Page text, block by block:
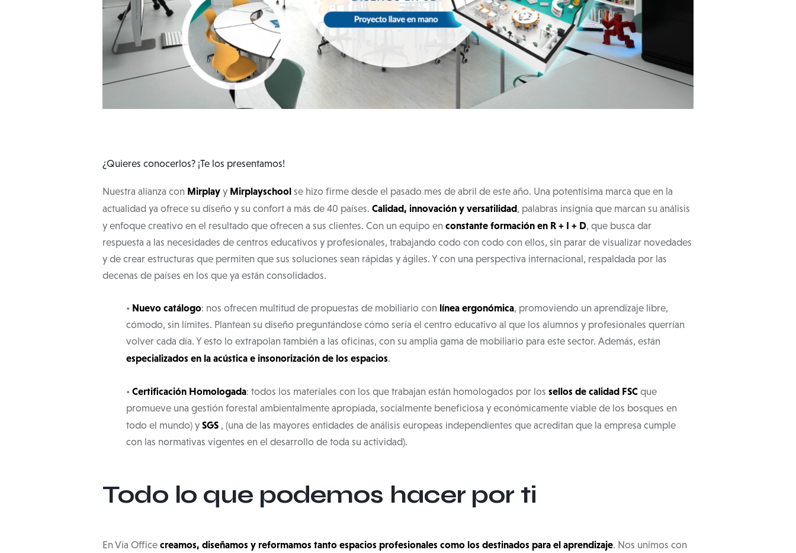
¿Quieres conocerlos? ¡Te los presentamos!
Nuestra alianza con Mirplay y Mirplayschool se hizo firme desde el pasado mes de abril de este año. Una potentísima marca que en la
actualidad ya ofrece su diseño y su confort a más de 40 países. Calidad, innovación y versatilidad, palabras insignia que marcan su análisis
y enfoque creativo en el resultado que ofrecen a sus clientes. Con un equipo en constante formación en R + I + D, que busca dar
respuesta a las necesidades de centros educativos y profesionales, trabajando codo con codo con ellos, sin parar de visualizar novedades
y de crear estructuras que permiten que sus soluciones sean rápidas y ágiles. Y con una perspectiva internacional, respaldada por las
decenas de países en los que ya están consolidados.
• Nuevo catálogo: nos ofrecen multitud de propuestas de mobiliario con línea ergonómica, promoviendo un aprendizaje libre,
cómodo, sin límites. Plantean su diseño preguntándose cómo sería el centro educativo al que los alumnos y profesionales querrían
volver cada día. Y esto lo extrapolan también a las oficinas, con su amplia gama de mobiliario para este sector. Además, están
especializados en la acústica e insonorización de los espacios.
• Certificación Homologada: todos los materiales con los que trabajan están homologados por los sellos de calidad FSC que
promueve una gestión forestal ambientalmente apropiada, socialmente beneficiosa y económicamente viable de los bosques en
todo el mundo) y SGS , (una de las mayores entidades de análisis europeas independientes que acreditan que la empresa cumple
con las normativas vigentes en el desarrollo de toda su actividad).
Todo lo que podemos hacer por ti
En Vía Office creamos, diseñamos y reformamos tanto espacios profesionales como los destinados para el aprendizaje. Nos unimos con